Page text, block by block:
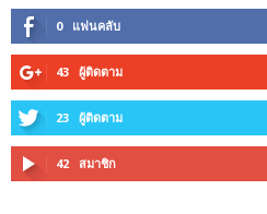
0 แฟนคลับ
43 ผู้ติดตาม
23 ผู้ติดตาม
42 สมาชิก